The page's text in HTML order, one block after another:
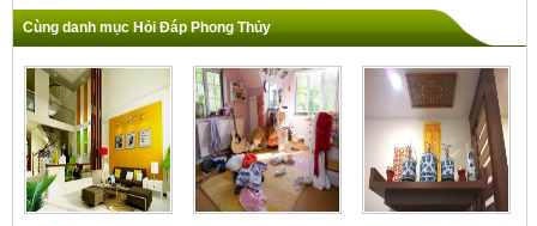
Cùng danh mục Hỏi Đáp Phong Thủy